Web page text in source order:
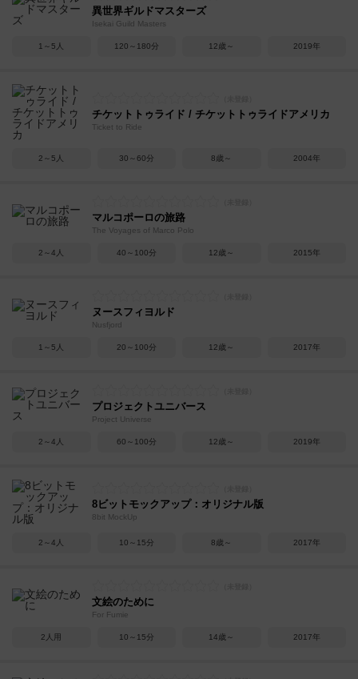
異世界ギルドマスターズ
Isekai Guild Masters
1～5人 120～180分 12歳～ 2019年
チケットトゥライド / チケットトゥライドアメリカ
Ticket to Ride
2～5人 30～60分 8歳～ 2004年
マルコポーロの旅路
The Voyages of Marco Polo
2～4人 40～100分 12歳～ 2015年
ヌースフィヨルド
Nusfjord
1～5人 20～100分 12歳～ 2017年
プロジェクトユニバース
Project Universe
2～4人 60～100分 12歳～ 2019年
8ビットモックアップ：オリジナル版
8bit MockUp
2～4人 10～15分 8歳～ 2017年
文絵のために
For Fumie
2人用 10～15分 14歳～ 2017年